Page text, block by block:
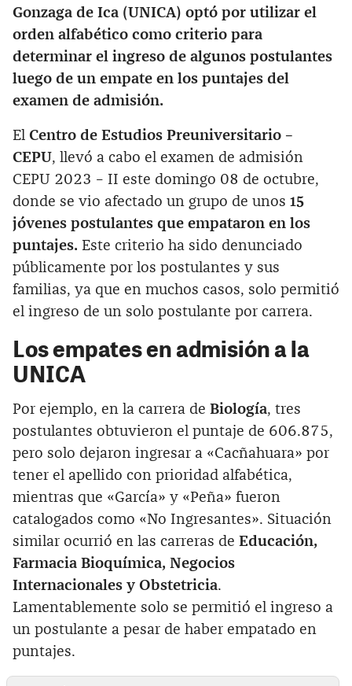
Gonzaga de Ica (UNICA) optó por utilizar el
orden alfabético como criterio para
determinar el ingreso de algunos postulantes
luego de un empate en los puntajes del
examen de admisión.
El Centro de Estudios Preuniversitario –
CEPU, llevó a cabo el examen de admisión
CEPU 2023 – II este domingo 08 de octubre,
donde se vio afectado un grupo de unos 15
jóvenes postulantes que empataron en los
puntajes. Este criterio ha sido denunciado
públicamente por los postulantes y sus
familias, ya que en muchos casos, solo permitió
el ingreso de un solo postulante por carrera.
Los empates en admisión a la
UNICA
Por ejemplo, en la carrera de Biología, tres
postulantes obtuvieron el puntaje de 606.875,
pero solo dejaron ingresar a «Cacñahuara» por
tener el apellido con prioridad alfabética,
mientras que «García» y «Peña» fueron
catalogados como «No Ingresantes». Situación
similar ocurrió en las carreras de Educación,
Farmacia Bioquímica, Negocios
Internacionales y Obstetricia.
Lamentablemente solo se permitió el ingreso a
un postulante a pesar de haber empatado en
puntajes.